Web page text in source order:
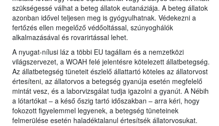
szükségessé válhat a beteg állatok eutanáziája. A beteg állatok
azonban idővel teljesen meg is gyógyulhatnak. Védekezni a
fertőzés ellen megelőző védőoltással, szúnyoghálók
alkalmazásával és rovarirtással lehet.
A nyugat-nílusi láz a többi EU tagállam és a nemzetközi
világszervezet, a WOAH felé jelentésre kötelezett állatbetegség.
Az állatbetegség tüneteit észlelő állattartó köteles az állatorvost
értesíteni, az állatorvos a betegség gyanúja esetén megfelelő
mintát vesz, és a laborvizsgálat tudja igazolni a gyanút. A Nébih
a lótartókat – a késő őszig tartó időszakban – arra kéri, hogy
fokozott figyelemmel legyenek, a betegség tüneteinek
felmerülése esetén haladéktalanul értesítsék állatorvosukat.